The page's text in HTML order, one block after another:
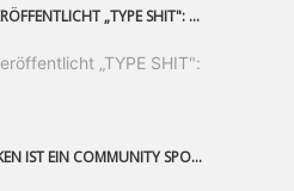
ERIK FEDKO VERÖFFENTLICHT „TYPE SHIT": EINEN 23-MINÜTIGEN MOUNTAINBIKE-FILM, ÜBER DREI JAHRE RUND UM DIE WELT GEDREHT. ZEITGLEICH LAUNCHT ER DIE GLEICHNAMIGE KOLLEKTION SEINER BRAND TYPE. EIN SEGMENT DES FILMS ERSCHEINT SEPARAT AUF RED BULL BIKE.
„TYPE SHIT":
MOUNTAINBIKEN IST EIN COMMUNITY SPORT UND DAS BEWEIST SICH IN DER BIKE REPUBLIC SÖLDEN GERADE EINDRUCKSVOLL AUF ALLEN LEVELN. FREERIDE PROFI, SHAPERIN UND FRISCH GEWÄHLTE SWATCH NINES MVP VERO SANDLER IST BEGEISTERT VON DER VIELFALT DER BIKE DESTINATION, DER NEUEN JUMPLINE UND PLÄDIERT FÜR MUT BEI (FRAUEN) COMMUNITIES. VERO UND IHR VERLOBTER SAM HODGES VERBRINGEN MEHRERE MONATE IN DER BIKE REPUBLIC UND LASSEN UNS DARAN TEILHABEN. UM COMMUNITY GEHT ES AUCH BEI DER PARTNERSCHAFT ZWISCHEN SÖLDEN UND DEM NEUEN RIDERS PARK DONOVALY IN DER SLOWAKEI: DER DORTIGE TOURISMUSDIREKTOR JIRI PEC IST ÜBERZEUGT: VON MEHR BIKEPARKS PROFITIERT DIE GANZE MTB-SZENE – UND MIT DOMINIK LINSER, GESCHÄFTSFÜHRER DER BRS, HAT ER DAMIT DEN PERFEKTEN PARTNER GEFUNDEN.